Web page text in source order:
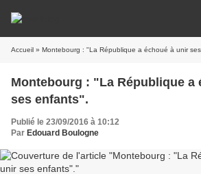
Accueil » Montebourg : "La République a échoué à unir ses
Montebourg : "La République a
ses enfants".
Publié le 23/09/2016 à 10:12
Par Edouard Boulogne